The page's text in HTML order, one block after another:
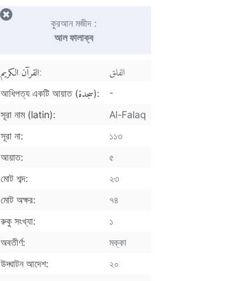
কুরআন মজীদ :
আল ফালাক্ব
القرآن الكريم: الفلق
আধিপত্য একটি আয়াত (سجدة):
-
সূরা নাম (latin):
Al-Falaq
সূরা না:
১১৩
আয়াত:
৫
মোট শব্দ:
২৩
মোট অক্ষর:
৭৪
রুকু সংখ্যা:
১
অবতীর্ণ:
মক্কা
উদ্ঘাটন আদেশ:
২০